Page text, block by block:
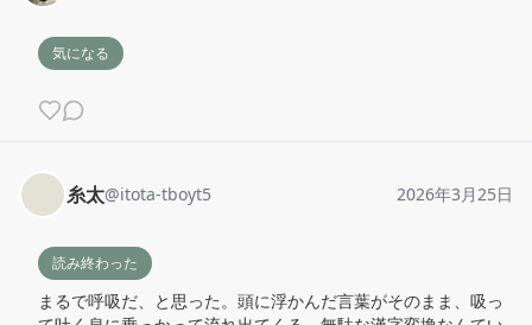
気になる
糸太@itota-tboyt5 2026年3月25日
読み終わった
まるで呼吸だ、と思った。頭に浮かんだ言葉がそのまま、吸っ